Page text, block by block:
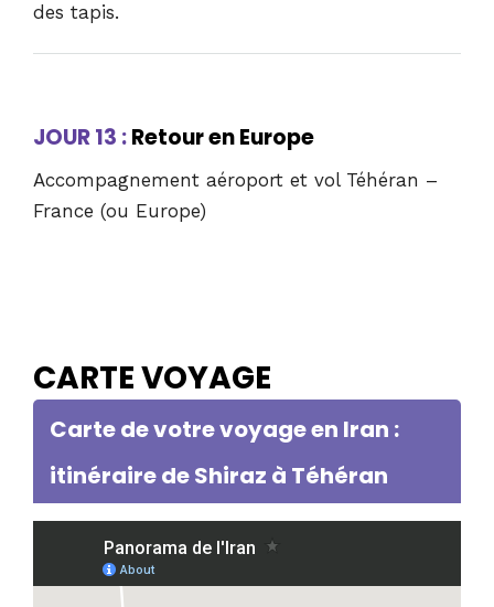
des tapis.
JOUR 13 :Retour en Europe
Accompagnement aéroport et vol Téhéran –
France (ou Europe)
CARTE VOYAGE
Carte de votre voyage en Iran :
itinéraire de Shiraz à Téhéran